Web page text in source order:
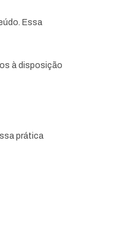
Essa
à disposição
prática